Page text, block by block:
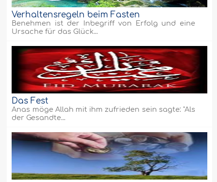
Verhaltensregeln beim Fasten
Benehmen ist der Inbegriff von Erfolg und eine
Ursache für das Glück...
Das Fest
Anas möge Allah mit ihm zufrieden sein sagte: "Als
der Gesandte...